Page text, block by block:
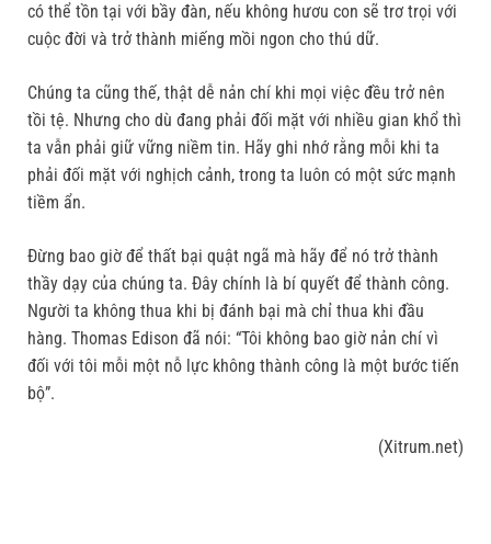
có thể tồn tại với bầy đàn, nếu không hươu con sẽ trơ trọi với
cuộc đời và trở thành miếng mồi ngon cho thú dữ.
Chúng ta cũng thế, thật dễ nản chí khi mọi việc đều trở nên
tồi tệ. Nhưng cho dù đang phải đối mặt với nhiều gian khổ thì
ta vẫn phải giữ vững niềm tin. Hãy ghi nhớ rằng mỗi khi ta
phải đối mặt với nghịch cảnh, trong ta luôn có một sức mạnh
tiềm ẩn.
Đừng bao giờ để thất bại quật ngã mà hãy để nó trở thành
thầy dạy của chúng ta. Đây chính là bí quyết để thành công.
Người ta không thua khi bị đánh bại mà chỉ thua khi đầu
hàng. Thomas Edison đã nói: “Tôi không bao giờ nản chí vì
đối với tôi mỗi một nỗ lực không thành công là một bước tiến
bộ”.
(Xitrum.net)